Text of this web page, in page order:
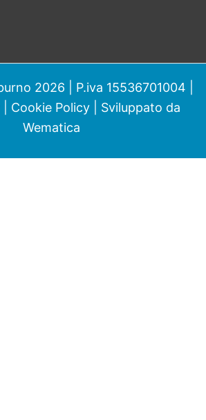
2026 | P.iva 15536701004 |
| Cookie Policy| Sviluppato da
Wematica